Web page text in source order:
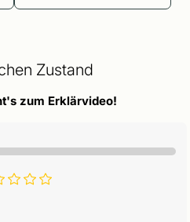
Zustand
zum Erklärvideo!